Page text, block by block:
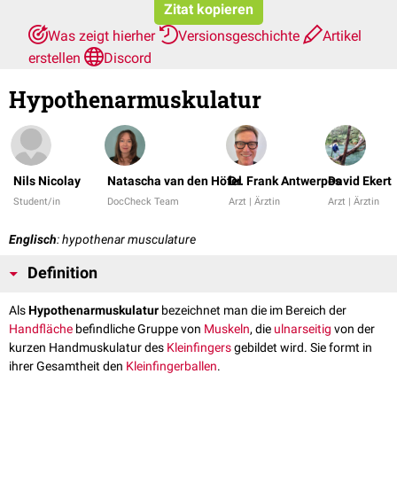
Zitat kopieren
Was zeigt hierher
Versionsgeschichte
Artikel
erstellen
Discord
Hypothenarmuskulatur
Nils Nicolay
Student/in
Natascha van den Höfel
DocCheck Team
Dr. Frank Antwerpes
Arzt | Ärztin
David Ekert
Arzt | Ärztin
Englisch: hypothenar musculature
Definition
AlsHypothenarmuskulatur bezeichnet man die im Bereich der
Handfläche befindliche Gruppe von Muskeln, die ulnarseitig von der
kurzen Handmuskulatur des Kleinfingersgebildet wird. Sie formt in
ihrer Gesamtheit den Kleinfingerballen.